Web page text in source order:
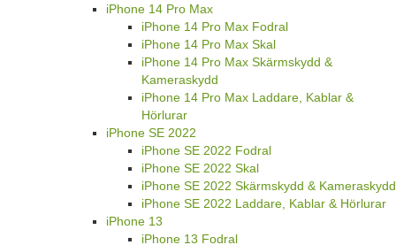
iPhone 14 Pro Max
iPhone 14 Pro Max Fodral
iPhone 14 Pro Max Skal
iPhone 14 Pro Max Skärmskydd &
Kameraskydd
iPhone 14 Pro Max Laddare, Kablar &
Hörlurar
iPhone SE 2022
iPhone SE 2022 Fodral
iPhone SE 2022 Skal
iPhone SE 2022 Skärmskydd & Kameraskydd
iPhone SE 2022 Laddare, Kablar & Hörlurar
iPhone 13
iPhone 13 Fodral